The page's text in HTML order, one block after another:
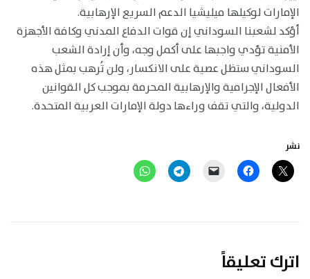
الإمارات لوكيلها ميليشيا الدعم السريع الإرهابية.
أؤكد لشعبنا السوداني إن قوات الدفاع المدني وكافة الأجهزة
الأمنية تؤدي واجبها على أكمل وجه، وأن إرادة الشعب
السوداني ستظل عصية على الانكسار، ولن تُرهب بمثل هذه
الأفعال الإجرامية والإرهابية المحرمة بموجب كل القوانين
الدولية، والتي تقف وراءها دولة الإمارات العربية المتحدة.
نشر
اترك تعليقاً